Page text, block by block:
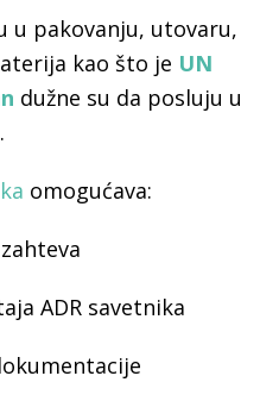
u pakovanju, utovaru,
kao što je UN
dužne su da posluju u
omogućava:
ADR savetnika